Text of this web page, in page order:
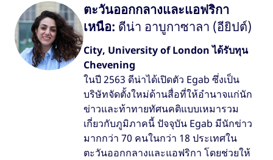
City, University of London ได้รับทุน
Chevening
ในปี 2563 ดีน่าได้เปิดตัว Egab ซึ่งเป็น
บริษัทจัดตั้งใหม่ด้านสื่อที่ให้อำนาจแก่นัก
ข่าวและท้าทายทัศนคติแบบเหมารวม
เกี่ยวกับภูมิภาคนี้ ปัจจุบัน Egab มีนักข่าว
มากกว่า 70 คนในกว่า 18 ประเทศใน
ตะวันออกกลางและแอฟริกา โดยช่วยให้
ตะวันออกกลางและแอฟริกา
เหนือ: ดีน่า อาบูกาซาลา (อียิปต์)